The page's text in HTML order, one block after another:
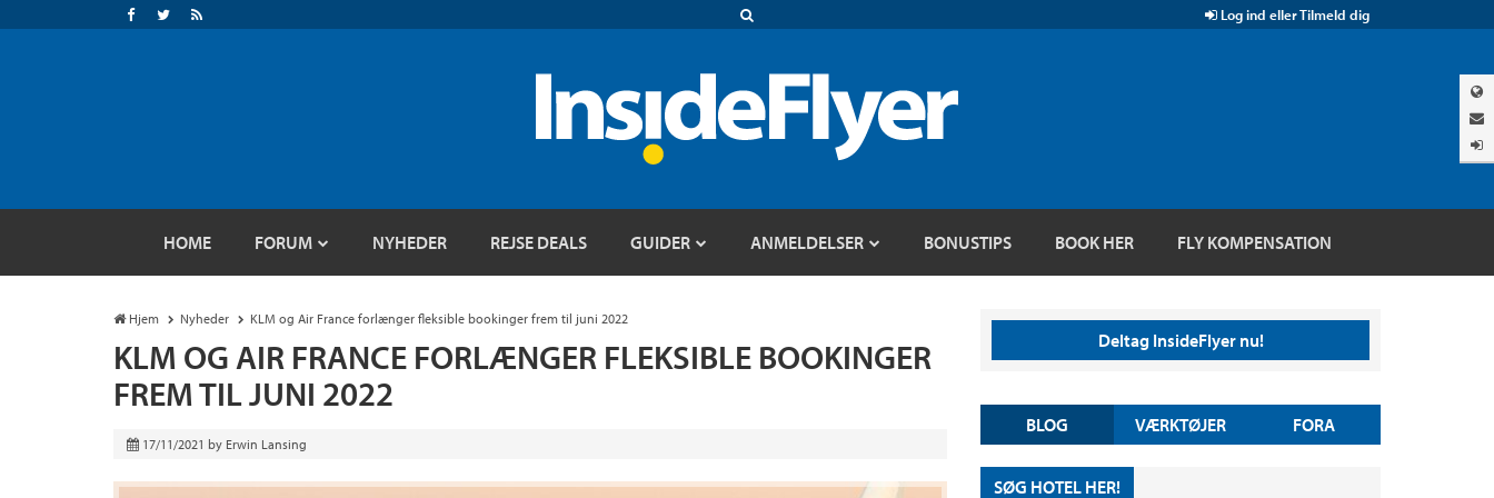
Log ind eller Tilmeld dig
HOME FORUM NYHEDER REJSE DEALS GUIDER ANMELDELSER BONUSTIPS BOOK HER FLY KOMPENSATION
Hjem Nyheder KLM og Air France forlænger fleksible bookinger frem til juni 2022
KLM OG AIR FRANCE FORLÆNGER FLEKSIBLE BOOKINGER
FREM TIL JUNI 2022
17/11/2021 by Erwin Lansing
Deltag InsideFlyer nu!
BLOG VÆRKTØJER FORA
SØG HOTEL HER!